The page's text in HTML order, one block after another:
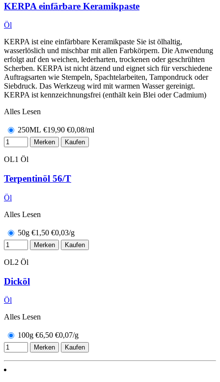
KERPA einfärbare Keramikpaste
Öl
KERPA ist eine einfärbbare Keramikpaste Sie ist ölhaltig,
wasserlöslich und mischbar mit allen Farbkörpern. Die Anwendung
erfolgt auf den weichen, lederharten, trockenen oder geschrühten
Scherben. KERPA ist nicht ätzend und eignet sich für verschiedene
Auftragsarten wie Stempeln, Spachtelarbeiten, Tampondruck oder
Siebdruck. Das Werkzeug wird mit warmen Wasser gereinigt.
KERPA ist kennzeichnungsfrei (enthält kein Blei oder Cadmium)
Alles Lesen
250ML €19,90 €0,08/ml
Merken Kaufen
OL1 Öl
Terpentinöl 56/T
Öl
Alles Lesen
50g €1,50 €0,03/g
Merken Kaufen
OL2 Öl
Dicköl
Öl
Alles Lesen
100g €6,50 €0,07/g
Merken Kaufen